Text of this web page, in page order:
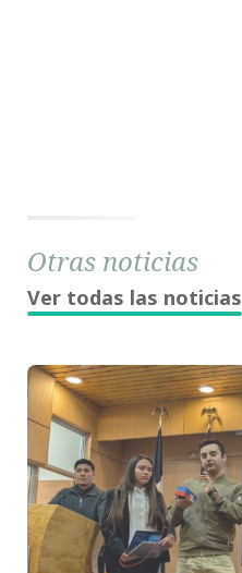
Otras noticias
Ver todas las noticias